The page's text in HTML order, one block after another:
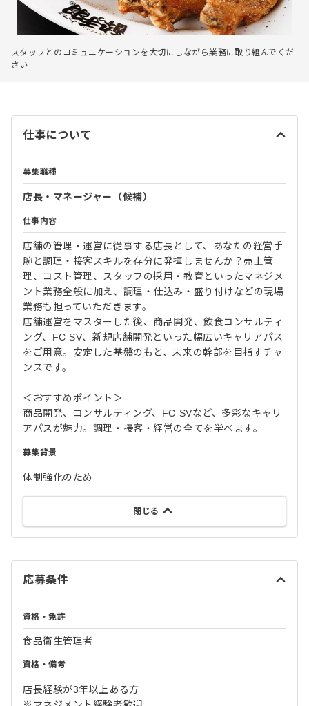
スタッフとのコミュニケーションを大切にしながら業務に取り組んでくだ
さい
仕事について
募集職種
店長・マネージャー（候補）
仕事内容
店舗の管理・運営に従事する店長として、あなたの経営手
腕と調理・接客スキルを存分に発揮しませんか？売上管
理、コスト管理、スタッフの採用・教育といったマネジメ
ント業務全般に加え、調理・仕込み・盛り付けなどの現場
業務も担っていただきます。
店舗運営をマスターした後、商品開発、飲食コンサルティ
ング、FC SV、新規店舗開発といった幅広いキャリアパス
をご用意。安定した基盤のもと、未来の幹部を目指すチャ
ンスです。
＜おすすめポイント＞
商品開発、コンサルティング、FC SVなど、多彩なキャリ
アパスが魅力。調理・接客・経営の全てを学べます。
募集背景
体制強化のため
閉じる
応募条件
資格・免許
食品衛生管理者
資格・備考
店長経験が3年以上ある方